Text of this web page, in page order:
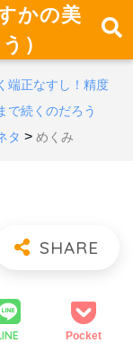
かの美
）
端正なすし！精度
で続くのだろう
タ > めくみ
Pocket